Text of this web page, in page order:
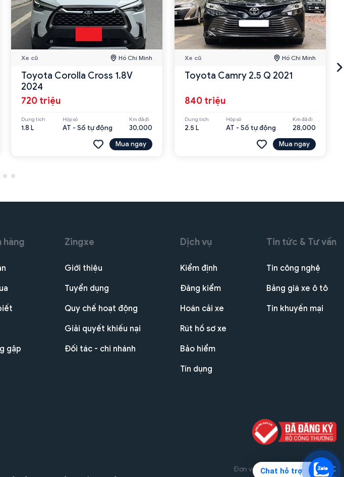
Chat hỗ trợ
Xe cũ Hồ Chí Minh
Toyota Corolla Cross 1.8V
2024
720 triệu
Dung tích
1.8 L
Hộp số
AT - Số tự động
Km đã đi
30,000
Mua ngay
Xe cũ Hồ Chí Minh
Toyota Camry 2.5 Q 2021
840 triệu
Dung tích
2.5 L
Hộp số
AT - Số tự động
Km đã đi
28,000
Mua ngay
hàng
gặp
Zingxe
Giới thiệu
Tuyển dụng
Quy chế hoạt động
Giải quyết khiếu nại
Đối tác - chi nhánh
Dịch vụ
Kiểm định
Đăng kiểm
Hoán cải xe
Rút hồ sơ xe
Bảo hiểm
Tín dụng
Tin tức & Tư vấn
Tin công nghệ
Bảng giá xe ô tô
Tin khuyến mại
Đơn vị triển khai dự án
THG JSC